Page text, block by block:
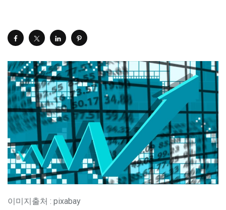
이미지출처 : pixabay